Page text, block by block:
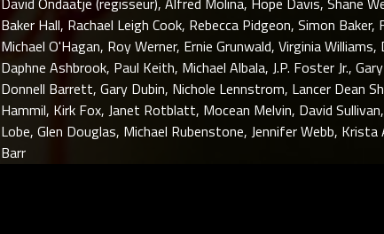
Baker Hall, Rachael Leigh Cook, Rebecca Pidgeon, Simon Baker,
Michael O'Hagan, Roy Werner, Ernie Grunwald, Virginia
Daphne Ashbrook, Paul Keith, Michael Albala, J.P. Foster Jr.,
Donnell Barrett, Gary Dubin, Nichole Lennstrom, Lancer Dean
Hammil, Kirk Fox, Janet Rotblatt, Mocean Melvin, David
Lobe, Glen Douglas, Michael Rubenstone, Jennifer Webb,
Barr